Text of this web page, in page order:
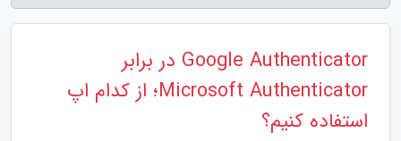
Google Authenticator در برابر
Microsoft Authenticator؛ از کدام اپ
استفاده کنیم؟